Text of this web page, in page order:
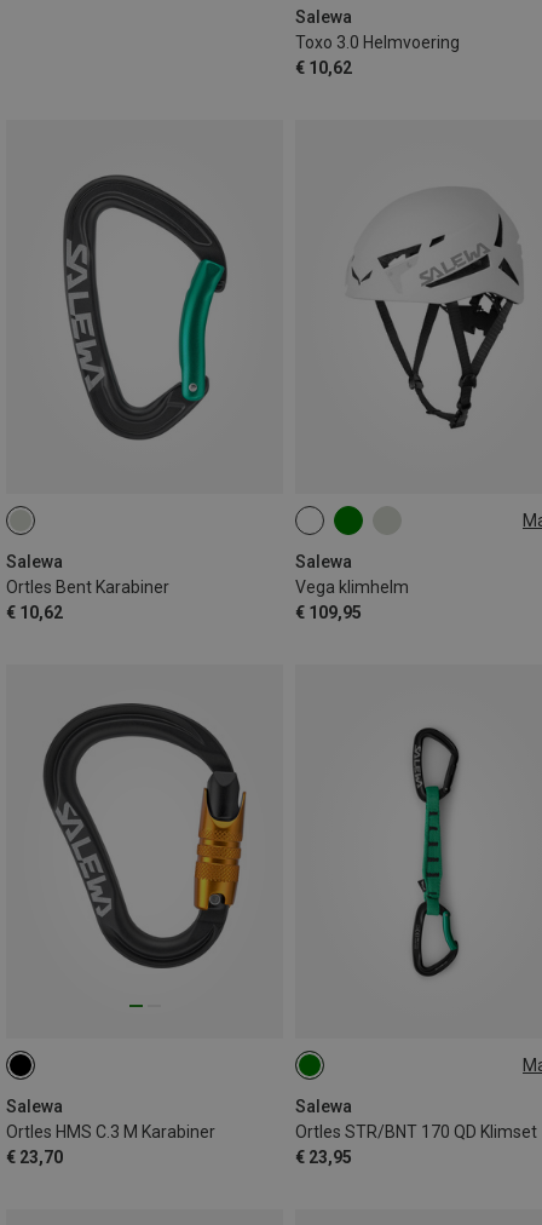
Salewa
Toxo 3.0 Helmvoering
€ 10,62
Salewa
Ortles Bent Karabiner
€ 10,62
Salewa
Vega klimhelm
€ 109,95
L-XL | 59-63CM S-M | 53-59CM
Salewa
Ortles HMS C.3 M Karabiner
€ 23,70
Salewa
Ortles STR/BNT 170 QD Klimset
€ 23,95
170MM